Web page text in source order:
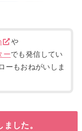
や
ーでも発信してい
ーもおねがいしま
した。